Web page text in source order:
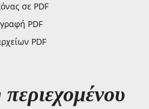
σε PDF
PDF
PDF